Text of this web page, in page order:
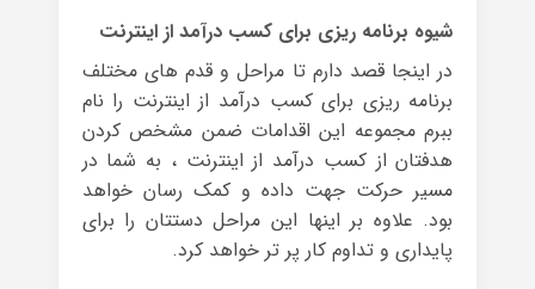
شیوه برنامه ریزی برای کسب درآمد از اینترنت
در اینجا قصد دارم تا مراحل و قدم های مختلف
برنامه ریزی برای کسب درآمد از اینترنت را نام
ببرم مجموعه این اقدامات ضمن مشخص کردن
هدفتان از کسب درآمد از اینترنت ، به شما در
مسیر حرکت جهت داده و کمک رسان خواهد
بود. علاوه بر اینها این مراحل دستتان را برای
پایداری و تداوم کار پر تر خواهد کرد.